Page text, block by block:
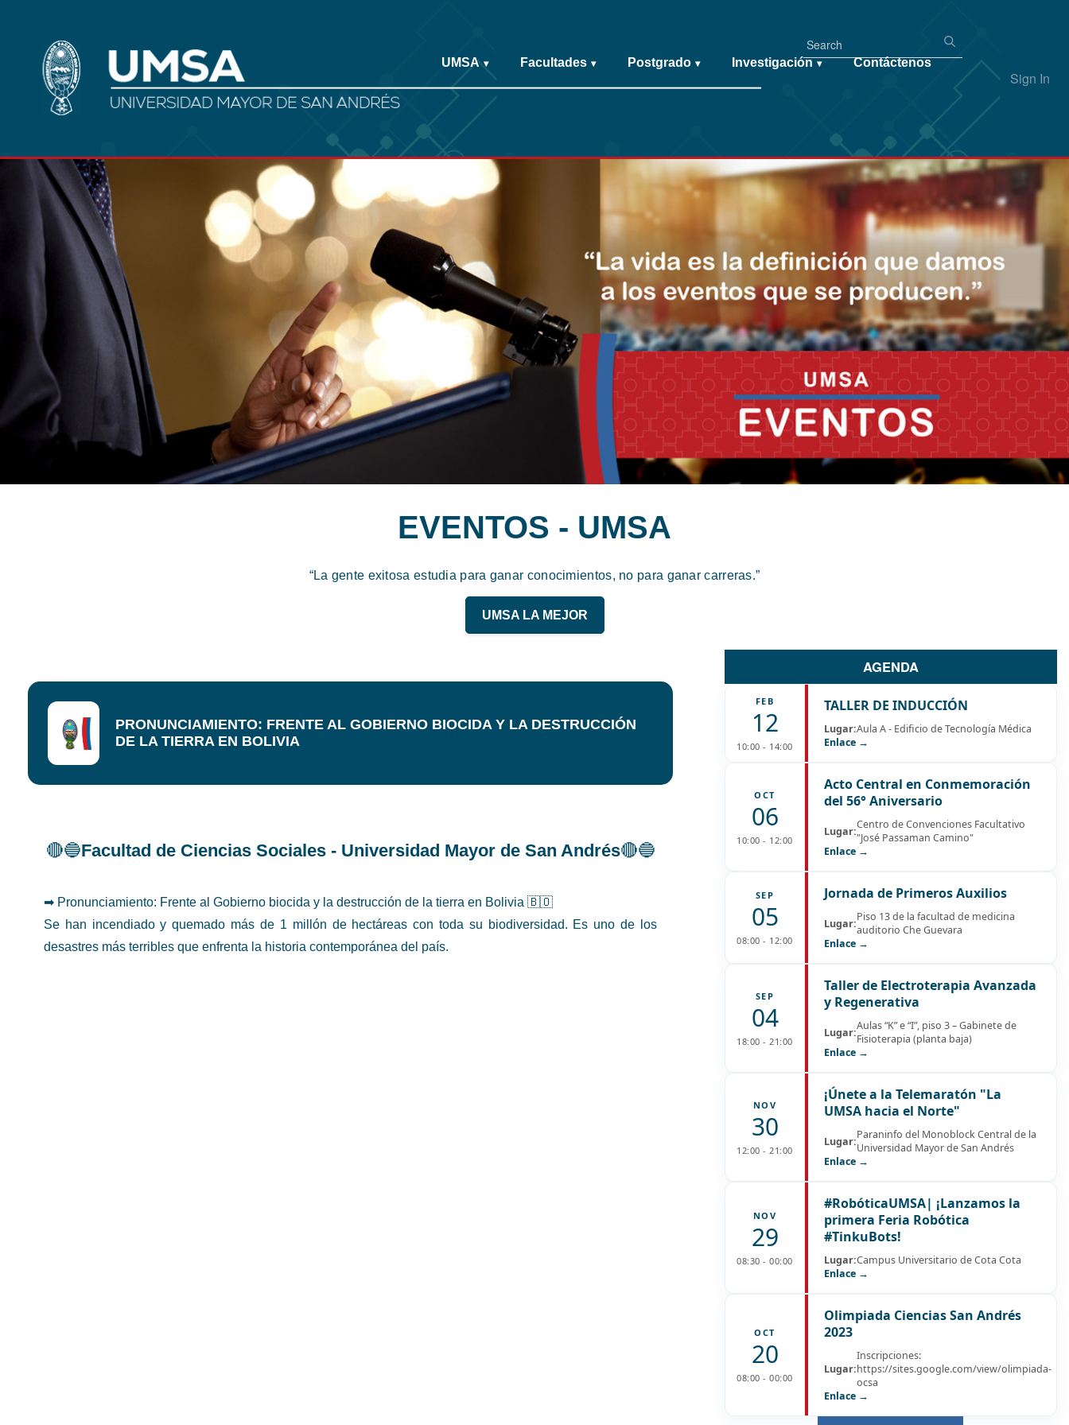
Sign In
UMSA ▾ Facultades ▾ Postgrado ▾ Investigación ▾ Contáctenos
EVENTOS - UMSA
“La gente exitosa estudia para ganar conocimientos, no para ganar carreras.”
UMSA LA MEJOR
PRONUNCIAMIENTO: FRENTE AL GOBIERNO BIOCIDA Y LA DESTRUCCIÓN
DE LA TIERRA EN BOLIVIA
🔴🔵Facultad de Ciencias Sociales - Universidad Mayor de San Andrés🔴🔵
➡ Pronunciamiento: Frente al Gobierno biocida y la destrucción de la tierra en Bolivia 🇧🇴
Se han incendiado y quemado más de 1 millón de hectáreas con toda su biodiversidad. Es uno de los
desastres más terribles que enfrenta la historia contemporánea del país.
AGENDA
FEB
12
10:00 - 14:00
TALLER DE INDUCCIÓN
Lugar:Aula A - Edificio de Tecnología Médica
Enlace →
OCT
06
10:00 - 12:00
Acto Central en Conmemoración
del 56° Aniversario
Lugar:Centro de Convenciones Facultativo
"José Passaman Camino"
Enlace →
SEP
05
08:00 - 12:00
Jornada de Primeros Auxilios
Lugar:Piso 13 de la facultad de medicina
auditorio Che Guevara
Enlace →
SEP
04
18:00 - 21:00
Taller de Electroterapia Avanzada
y Regenerativa
Lugar:Aulas “K” e “I”, piso 3 – Gabinete de
Fisioterapia (planta baja)
Enlace →
NOV
30
12:00 - 21:00
¡Únete a la Telemaratón "La
UMSA hacia el Norte"
Lugar:Paraninfo del Monoblock Central de la
Universidad Mayor de San Andrés
Enlace →
NOV
29
08:30 - 00:00
#RobóticaUMSA| ¡Lanzamos la
primera Feria Robótica
#TinkuBots!
Lugar:Campus Universitario de Cota Cota
Enlace →
OCT
20
08:00 - 00:00
Olimpiada Ciencias San Andrés
2023
Lugar:
Inscripciones:
https://sites.google.com/view/olimpiada-
ocsa
Enlace →